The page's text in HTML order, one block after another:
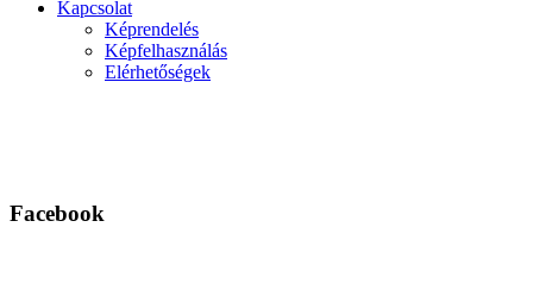
Kapcsolat
Képrendelés
Képfelhasználás
Elérhetőségek
Facebook